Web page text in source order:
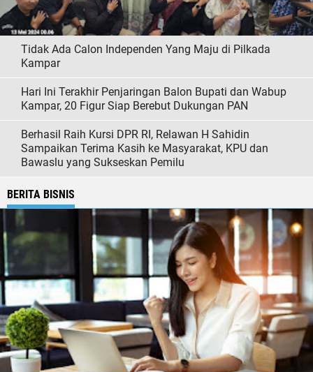
Tidak Ada Calon Independen Yang Maju di Pilkada
Kampar
Hari Ini Terakhir Penjaringan Balon Bupati dan Wabup
Kampar, 20 Figur Siap Berebut Dukungan PAN
Berhasil Raih Kursi DPR RI, Relawan H Sahidin
Sampaikan Terima Kasih ke Masyarakat, KPU dan
Bawaslu yang Sukseskan Pemilu
BERITA BISNIS